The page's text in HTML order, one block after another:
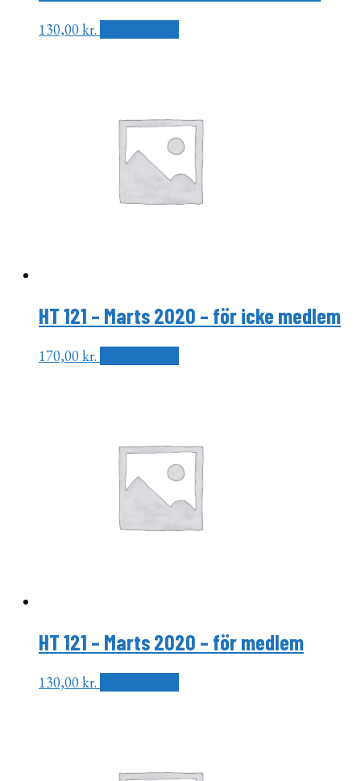
130,00kr.
HT 121 – Marts 2020 – för icke medlem
170,00kr.
HT 121 – Marts 2020 – för medlem
130,00 kr.